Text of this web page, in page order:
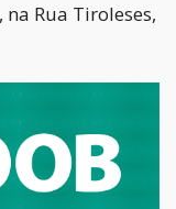
Rua Tiroleses,